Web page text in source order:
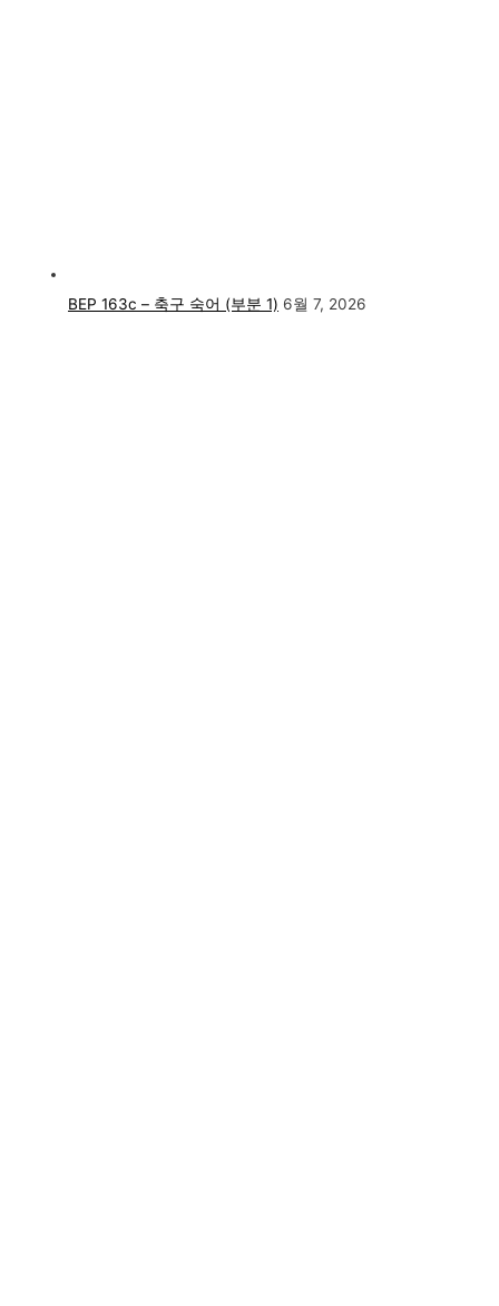
BEP 163c – 축구 숙어 (부분 1) 6월 7, 2026